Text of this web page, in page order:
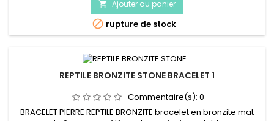
 Ajouter au panier
 rupture de stock
REPTILE BRONZITE STONE BRACELET 1
Commentaire(s): 0
BRACELET PIERRE REPTILE BRONZITE bracelet en bronzite mat